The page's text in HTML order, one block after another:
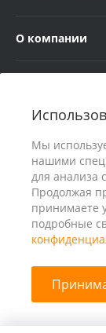
Мы
нашими
для анализа
Продолжая
принимаете
подробные
О компании